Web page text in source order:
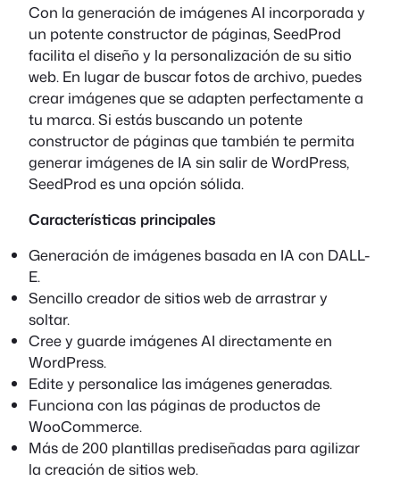
Con la generación de imágenes AI incorporada y
un potente constructor de páginas, SeedProd
facilita el diseño y la personalización de su sitio
web. En lugar de buscar fotos de archivo, puedes
crear imágenes que se adapten perfectamente a
tu marca. Si estás buscando un potente
constructor de páginas que también te permita
generar imágenes de IA sin salir de WordPress,
SeedProd es una opción sólida.
Características principales
Generación de imágenes basada en IA con DALL-
E.
Sencillo creador de sitios web de arrastrar y
soltar.
Cree y guarde imágenes AI directamente en
WordPress.
Edite y personalice las imágenes generadas.
Funciona con las páginas de productos de
WooCommerce.
Más de 200 plantillas prediseñadas para agilizar
la creación de sitios web.